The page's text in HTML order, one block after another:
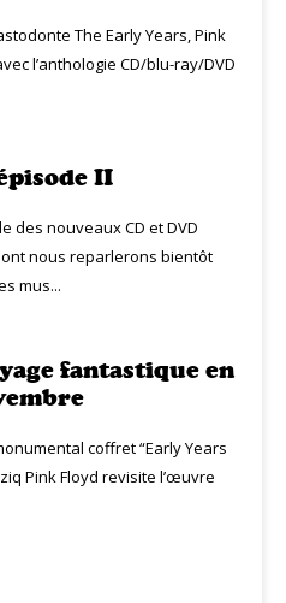
The Early Years, Pink
l’anthologie CD/blu-ray/DVD
II
des nouveaux CD et DVD
nous reparlerons bientôt
mus...
fantastique en
coffret “Early Years
Pink Floyd revisite l’œuvre